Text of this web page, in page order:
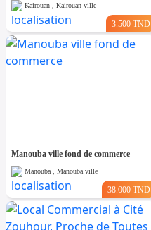
Kairouan , Kairouan ville
3.500 TND
Manouba ville fond de commerce
Manouba , Manouba ville
38.000 TND